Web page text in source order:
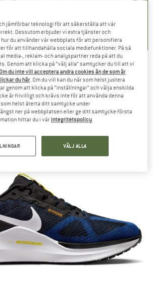
25 Road Running -
jämförbar teknologi för att säkerställa att vår
Dessutom erbjuder vi extra tjänster och
du använder vår webbplats för att personifiera
för att tillhandahålla sociala mediefunktioner. På så
media-, reklam- och analyspartner reda på att du
Genom att klicka på ”välj alla” samtycker du till att vi
Om du inte vill acceptera andra cookies än de som är
du här. Om du vill kan du när som helst justera
genom att klicka på ”inställningar” och välja enskilda
är frivilligt och krävs inte för att använda denna
helst återta ditt samtycke under
ner på webbplatsen eller ge ditt samtycke första
hittar du i vår integritetspolicy.
VÄLJ ALLA